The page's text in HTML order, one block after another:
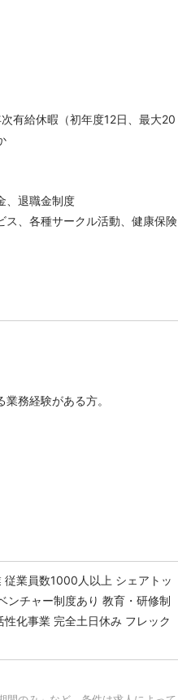
有給休暇（初年度12日、最大20
、退職金制度
ス、各種サークル活動、健康保険
務経験がある方。
従業員数1000人以上 シェアトッ
ンチャー制度あり 教育・研修制
性化事業 完全土日休み フレック